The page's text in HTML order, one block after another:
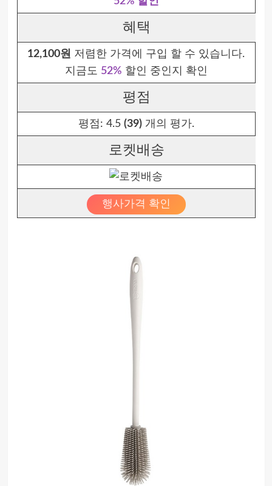
혜택
12,100원 저렴한 가격에 구입 할 수 있습니다.
지금도 52% 할인 중인지 확인
평점
평점: 4.5 (39)개의 평가.
로켓배송
행사가격 확인